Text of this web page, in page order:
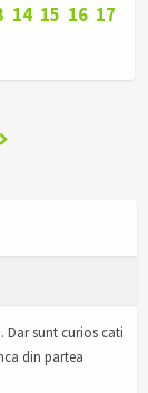
14 15 16 17
Dar sunt curios cati
din partea